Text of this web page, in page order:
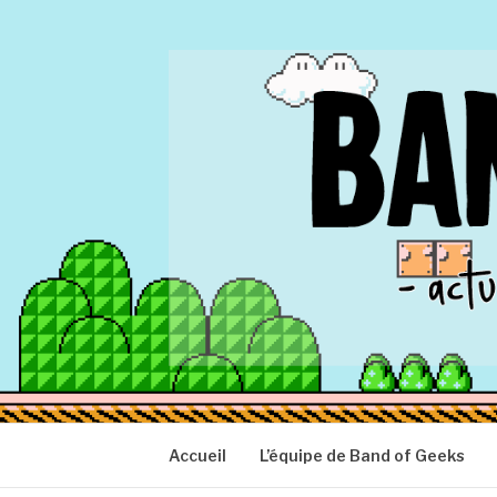
BAND OF
Actu Geek d'hier et d'aujourd'hui
Accueil L’équipe de Band of Geeks